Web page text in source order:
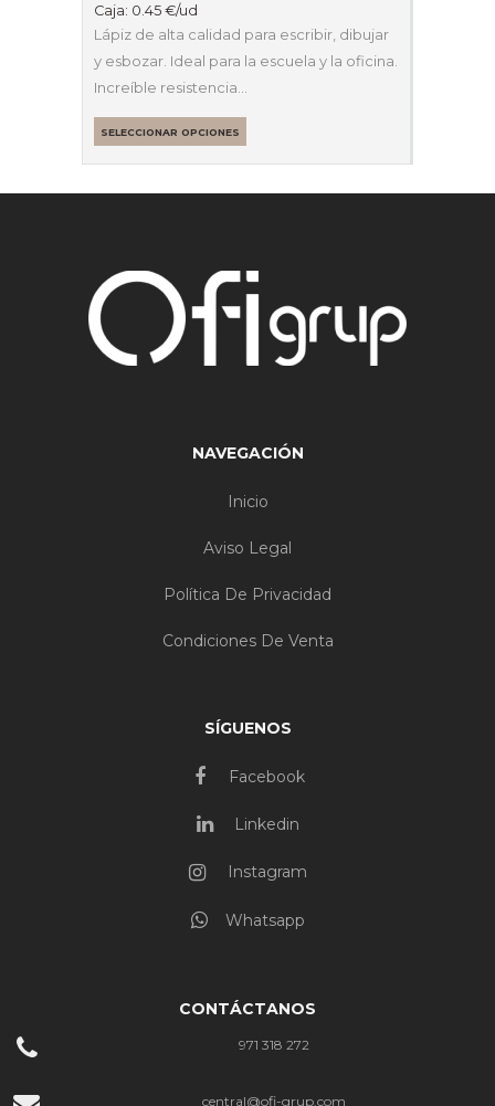
Caja: 0.45 €/ud
Lápiz de alta calidad para escribir, dibujar
y esbozar. Ideal para la escuela y la oficina.
Increíble resistencia…
SELECCIONAR OPCIONES
NAVEGACIÓN
Inicio
Aviso Legal
Política De Privacidad
Condiciones De Venta
SÍGUENOS
Facebook
Linkedin
Instagram
Whatsapp
CONTÁCTANOS
971 318 272
central@ofi-grup.com